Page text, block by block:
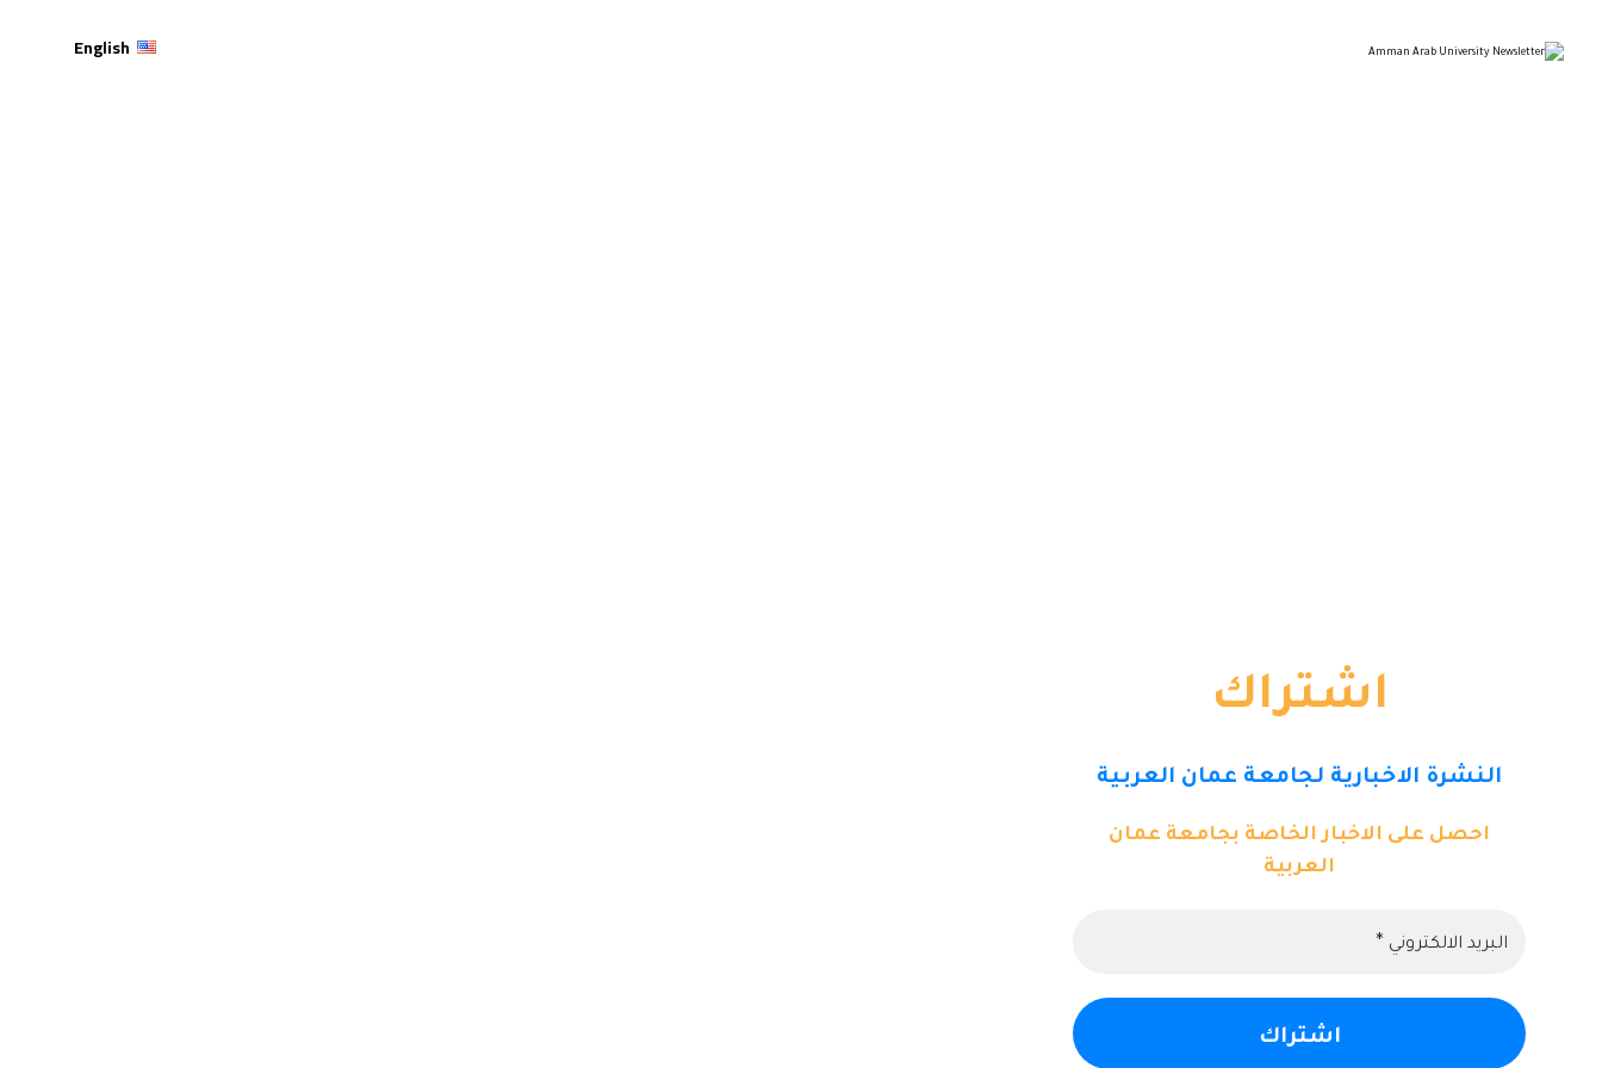
English
اشتراك
النشرة الاخبارية لجامعة عمان العربية
احصل على الاخبار الخاصة بجامعة عمان
العربية